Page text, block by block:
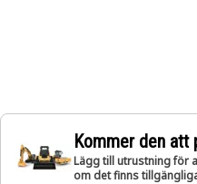
Kommer den att
Lägg till utrustning för
om det finns